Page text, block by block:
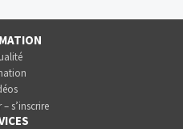
– s’inscrire